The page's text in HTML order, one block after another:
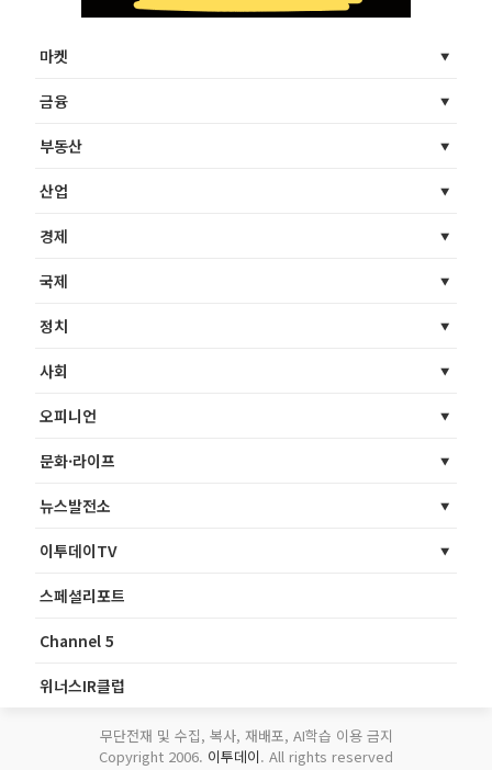
마켓
금융
부동산
산업
경제
국제
정치
사회
오피니언
문화·라이프
뉴스발전소
이투데이TV
스페셜리포트
Channel 5
위너스IR클럽
무단전재 및 수집, 복사, 재배포, AI학습 이용 금지
Copyright 2006. 이투데이. All rights reserved